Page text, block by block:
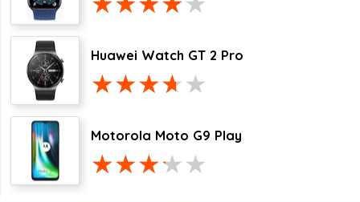
Huawei Watch GT 2 Pro
Motorola Moto G9 Play